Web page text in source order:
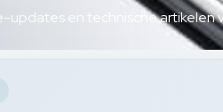
updates en technische artikelen